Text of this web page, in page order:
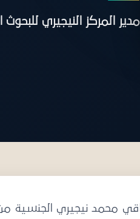
الآراء
مدير المركز النيجيري للبحوث